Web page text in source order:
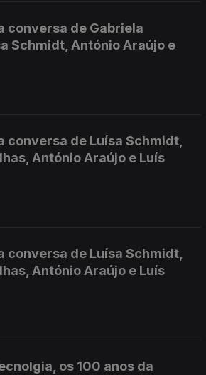
conversa de Gabriela
Schmidt, António Araújo e
conversa de Luísa Schmidt,
António Araújo e Luís
conversa de Luísa Schmidt,
António Araújo e Luís
os 100 anos da